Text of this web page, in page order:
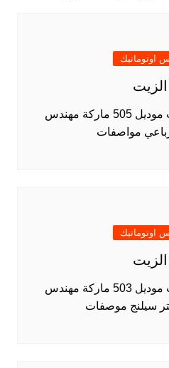
اوتوماتيك
الزيت
ماكينة تعبئة وتغليف الزيت موديل 505 ماركة مهندس
مواصفات
اوتوماتيك
الزيت
ماكينة تعبئة وتغليف الزيت موديل 503 ماركة مهندس
سيلنج موصفات